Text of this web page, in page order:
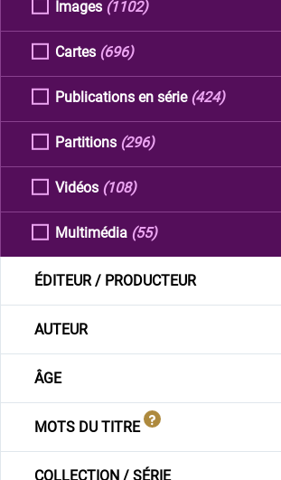
Images (1102)
Cartes (696)
Publications en série (424)
Partitions (296)
Vidéos (108)
Multimédia (55)
ÉDITEUR / PRODUCTEUR
AUTEUR
ÂGE
MOTS DU TITRE
COLLECTION / SÉRIE